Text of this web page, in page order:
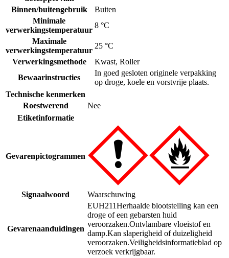
Binnen/buitengebruik
Buiten
Minimale
verwerkingstemperatuur
8 °C
Maximale
verwerkingstemperatuur
25 °C
Verwerkingsmethode
Kwast, Roller
Bewaarinstructies
In goed gesloten originele verpakking
op droge, koele en vorstvrije plaats.
Technische kenmerken
Roestwerend
Nee
Etiketinformatie
Gevarenpictogrammen
Signaalwoord Waarschuwing
Gevarenaanduidingen
EUH211Herhaalde blootstelling kan een
droge of een gebarsten huid
veroorzaken.Ontvlambare vloeistof en
damp.Kan slaperigheid of duizeligheid
veroorzaken.Veiligheidsinformatieblad op
verzoek verkrijgbaar.